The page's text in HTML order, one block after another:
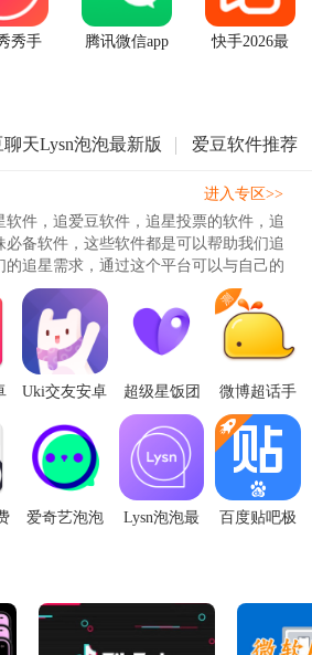
秀手
腾讯微信app
快手2026最
聊天Lysn泡泡最新版 爱豆软件推荐
件，追爱豆软件，追星投票的软件，追
备软件，这些软件都是可以帮助我们追
追星需求，通过这个平台可以与自己的
作方..
进入专区>>
Uki交友安卓
手机最新版
超级星饭团
客户端7.2.0
手机最新版
微博超话手
机客户端
2.0.7 最新版
本
爱奇艺泡泡
Lysn泡泡最
百度贴吧极